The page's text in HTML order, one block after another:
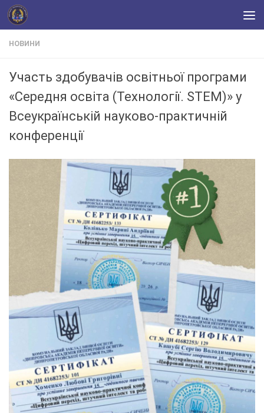
Skip to content
НОВИНИ
Участь здобувачів освітньої програми
«Середня освіта (Технології. STEM)» у
Всеукраїнській науково-практичній
конференції